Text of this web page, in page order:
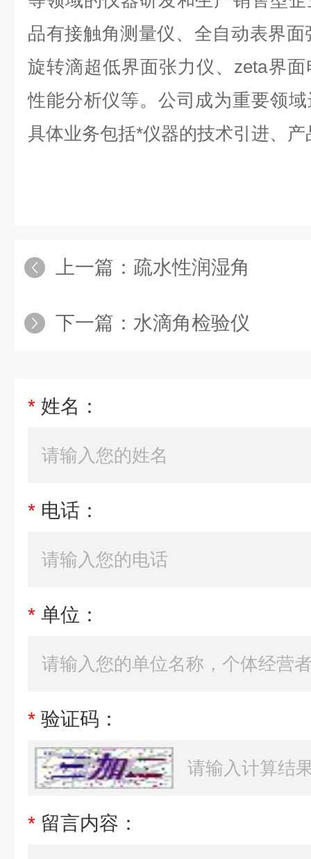
品有接触角测量仪、全自动表界
旋转滴超低界面张力仪、zeta界
性能分析仪等。公司成为重要领
具体业务包括*仪器的技术引进、
上一篇： 疏水性润湿角
下一篇： 水滴角检验仪
* 姓名：
* 电话：
* 单位：
* 验证码：
* 留言内容：